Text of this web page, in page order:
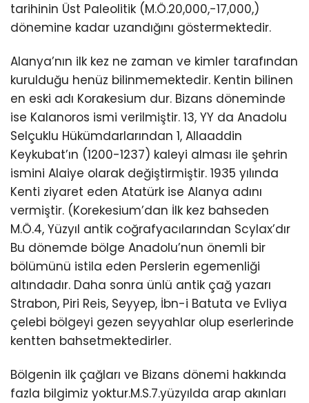
tarihinin Üst Paleolitik (M.Ö.20,000,-17,000,)
dönemine kadar uzandığını göstermektedir.
Alanya’nın ilk kez ne zaman ve kimler tarafından
kurulduğu henüz bilinmemektedir. Kentin bilinen
en eski adı Korakesium dur. Bizans döneminde
ise Kalanoros ismi verilmiştir. 13, YY da Anadolu
Selçuklu Hükümdarlarından 1, Allaaddin
Keykubat’ın (1200-1237) kaleyi alması ile şehrin
ismini Alaiye olarak değiştirmiştir. 1935 yılında
Kenti ziyaret eden Atatürk ise Alanya adını
vermiştir. (Korekesium’dan İlk kez bahseden
M.Ö.4, Yüzyıl antik coğrafyacılarından Scylax’dır
Bu dönemde bölge Anadolu’nun önemli bir
bölümünü istila eden Perslerin egemenliği
altındadır. Daha sonra ünlü antik çağ yazarı
Strabon, Piri Reis, Seyyep, İbn-i Batuta ve Evliya
çelebi bölgeyi gezen seyyahlar olup eserlerinde
kentten bahsetmektedirler.
Bölgenin ilk çağları ve Bizans dönemi hakkında
fazla bilgimiz yoktur.M.S.7.yüzyılda arap akınları